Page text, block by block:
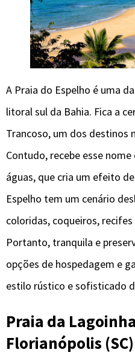
A Praia do Espelho é uma
litoral sul da Bahia. Fica a
Trancoso, um dos destinos
Contudo, recebe esse
águas, que cria um efeito
Espelho tem um cenário
coloridas, coqueiros,
Portanto, tranquila e
opções de hospedagem e
estilo rústico e sofisticado
Praia da
Florianópolis (SC)